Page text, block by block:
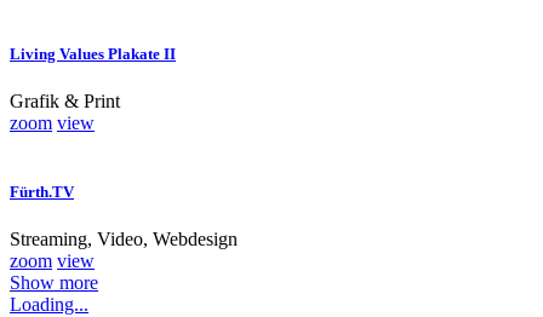
Living Values Plakate II
Grafik & Print
zoom view
Fürth.TV
Streaming, Video, Webdesign
zoom view
Show more
Loading...